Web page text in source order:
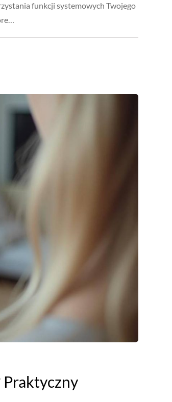
funkcji systemowych Twojego
Praktyczny